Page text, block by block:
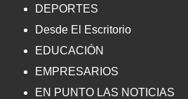
DEPORTES
Desde El Escritorio
EDUCACIÓN
EMPRESARIOS
EN PUNTO LAS NOTICIAS